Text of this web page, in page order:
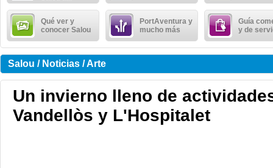
Qué ver y
conocer Salou
PortAventura y
mucho más
Guía
y de
Salou / Noticias / Arte
Un invierno lleno de
Vandellòs y L'Hospitalet